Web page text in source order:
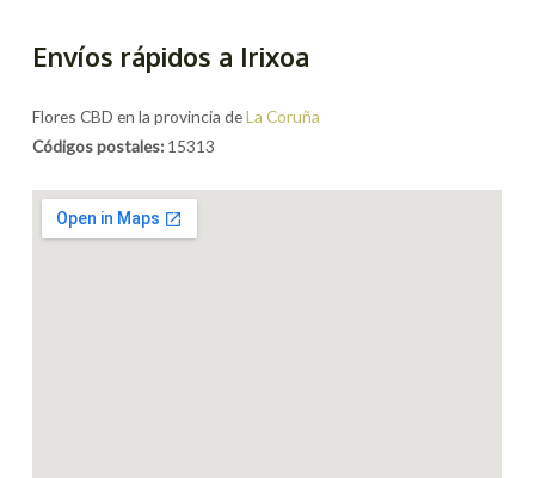
Envíos rápidos a Irixoa
Flores CBD en la provincia deLa Coruña
Códigos postales: 15313